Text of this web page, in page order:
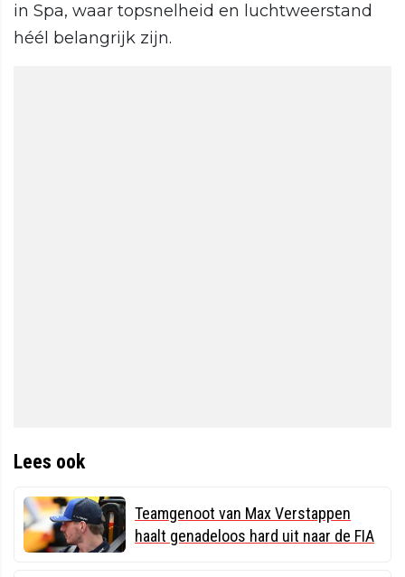
in Spa, waar topsnelheid en luchtweerstand
héél belangrijk zijn.
Lees ook
Teamgenoot van Max Verstappen
haalt genadeloos hard uit naar de FIA